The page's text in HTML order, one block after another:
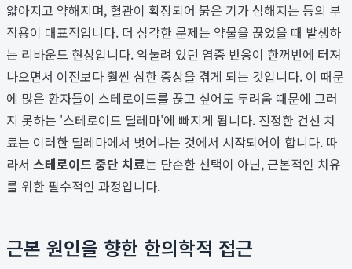
얇아지고 약해지며, 혈관이 확장되어 붉은 기가 심해지는 등의 부
작용이 대표적입니다. 더 심각한 문제는 약물을 끊었을 때 발생하
는 리바운드 현상입니다. 억눌려 있던 염증 반응이 한꺼번에 터져
나오면서 이전보다 훨씬 심한 증상을 겪게 되는 것입니다. 이 때문
에 많은 환자들이 스테로이드를 끊고 싶어도 두려움 때문에 그러
지 못하는 '스테로이드 딜레마'에 빠지게 됩니다. 진정한 건선 치
료는 이러한 딜레마에서 벗어나는 것에서 시작되어야 합니다. 따
라서 스테로이드 중단 치료는 단순한 선택이 아닌, 근본적인 치유
를 위한 필수적인 과정입니다.
근본 원인을 향한 한의학적 접근